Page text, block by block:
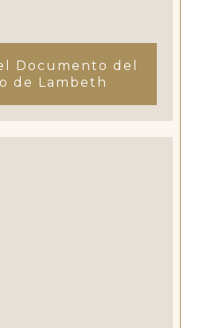
Documento del
de Lambeth